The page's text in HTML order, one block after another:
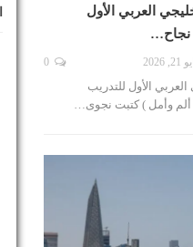
العربي الأول
نجاح…
2026
الأول للتدريب
( ألم وأمل ) كتبت نجوى…